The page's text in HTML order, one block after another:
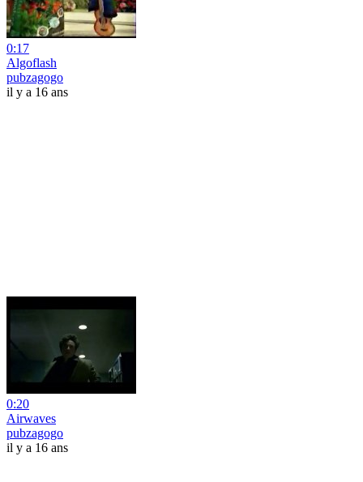
0:17
Algoflash
pubzagogo
il y a 16 ans
0:20
Airwaves
pubzagogo
il y a 16 ans